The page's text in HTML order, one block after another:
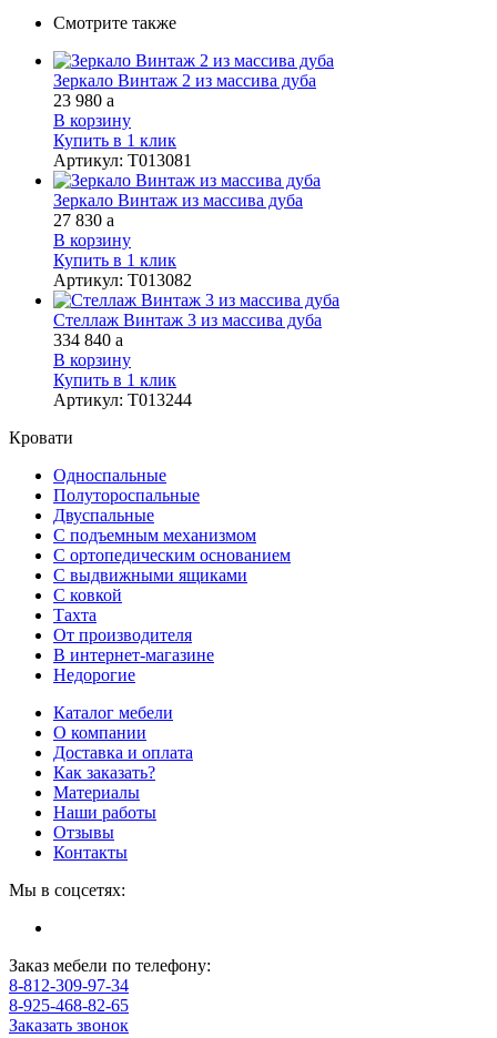
Смотрите также
Зеркало Винтаж 2 из массива дуба
23 980 a
В корзину
Купить в 1 клик
Артикул: Т013081
Зеркало Винтаж из массива дуба
27 830 a
В корзину
Купить в 1 клик
Артикул: Т013082
Стеллаж Винтаж 3 из массива дуба
334 840 a
В корзину
Купить в 1 клик
Артикул: Т013244
Кровати
Односпальные
Полутороспальные
Двуспальные
С подъемным механизмом
С ортопедическим основанием
С выдвижными ящиками
С ковкой
Тахта
От производителя
В интернет-магазине
Недорогие
Каталог мебели
О компании
Доставка и оплата
Как заказать?
Материалы
Наши работы
Отзывы
Контакты
Мы в соцсетях:
Заказ мебели по телефону:
8-812-309-97-34
8-925-468-82-65
Заказать звонок